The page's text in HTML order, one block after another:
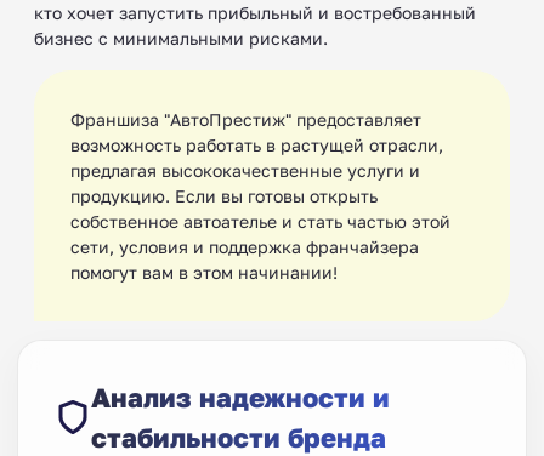
кто хочет запустить прибыльный и востребованный
бизнес с минимальными рисками.
Франшиза "АвтоПрестиж" предоставляет
возможность работать в растущей отрасли,
предлагая высококачественные услуги и
продукцию. Если вы готовы открыть
собственное автоателье и стать частью этой
сети, условия и поддержка франчайзера
помогут вам в этом начинании!
Анализ надежности и
стабильности бренда